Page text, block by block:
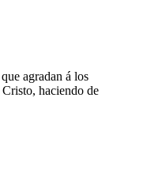
agradan á los
haciendo de